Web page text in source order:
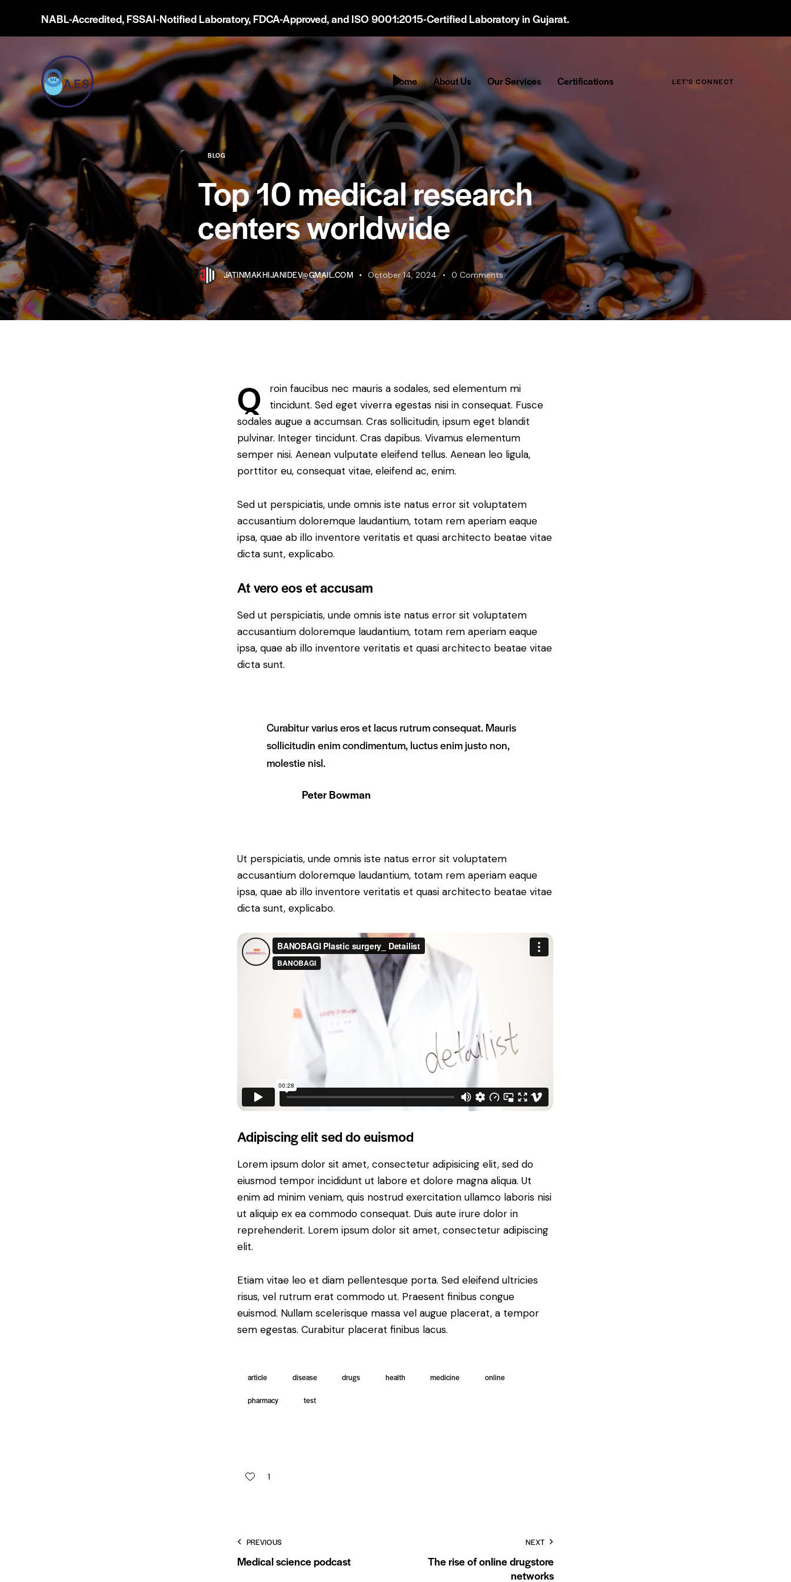
NABL-Accredited, FSSAI-Notified Laboratory, FDCA-Approved, and ISO 9001:2015-Certified Laboratory in Gujarat.
Home About Us Our Services Certifications LET'S CONNECT
BLOG
Top 10 medical research
centers worldwide
JATINMAKHIJANIDEV@GMAIL.COM October 14, 2024 0 Comments
Q
roin faucibus nec mauris a sodales, sed elementum mi
tincidunt. Sed eget viverra egestas nisi in consequat. Fusce
sodales augue a accumsan. Cras sollicitudin, ipsum eget blandit
pulvinar. Integer tincidunt. Cras dapibus. Vivamus elementum
semper nisi. Aenean vulputate eleifend tellus. Aenean leo ligula,
porttitor eu, consequat vitae, eleifend ac, enim.
Sed ut perspiciatis, unde omnis iste natus error sit voluptatem
accusantium doloremque laudantium, totam rem aperiam eaque
ipsa, quae ab illo inventore veritatis et quasi architecto beatae vitae
dicta sunt, explicabo.
At vero eos et accusam
Sed ut perspiciatis, unde omnis iste natus error sit voluptatem
accusantium doloremque laudantium, totam rem aperiam eaque
ipsa, quae ab illo inventore veritatis et quasi architecto beatae vitae
dicta sunt.
Curabitur varius eros et lacus rutrum consequat. Mauris
sollicitudin enim condimentum, luctus enim justo non,
molestie nisl.
Peter Bowman
Ut perspiciatis, unde omnis iste natus error sit voluptatem
accusantium doloremque laudantium, totam rem aperiam eaque
ipsa, quae ab illo inventore veritatis et quasi architecto beatae vitae
dicta sunt, explicabo.
Adipiscing elit sed do euismod
Lorem ipsum dolor sit amet, consectetur adipisicing elit, sed do
eiusmod tempor incididunt ut labore et dolore magna aliqua. Ut
enim ad minim veniam, quis nostrud exercitation ullamco laboris nisi
ut aliquip ex ea commodo consequat. Duis aute irure dolor in
reprehenderit. Lorem ipsum dolor sit amet, consectetur adipiscing
elit.
Etiam vitae leo et diam pellentesque porta. Sed eleifend ultricies
risus, vel rutrum erat commodo ut. Praesent finibus congue
euismod. Nullam scelerisque massa vel augue placerat, a tempor
sem egestas. Curabitur placerat finibus lacus.
article disease drugs health medicine online
pharmacy test
1
PREVIOUS
Medical science podcast
NEXT
The rise of online drugstore
networks